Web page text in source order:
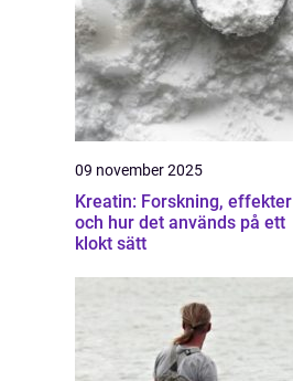
09 november 2025
Kreatin: Forskning, effekter
och hur det används på ett
klokt sätt